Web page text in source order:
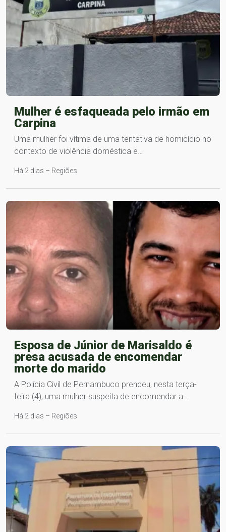
Mulher é esfaqueada pelo irmão em
Carpina
Uma mulher foi vítima de uma tentativa de homicídio no
contexto de violência doméstica e…
Há 2 dias – Regiões
Esposa de Júnior de Marisaldo é
presa acusada de encomendar
morte do marido
A Polícia Civil de Pernambuco prendeu, nesta terça-
feira (4), uma mulher suspeita de encomendar a…
Há 2 dias – Regiões